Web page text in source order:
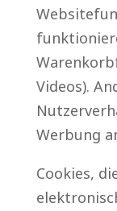
Videos).
Werbung
Cookies,